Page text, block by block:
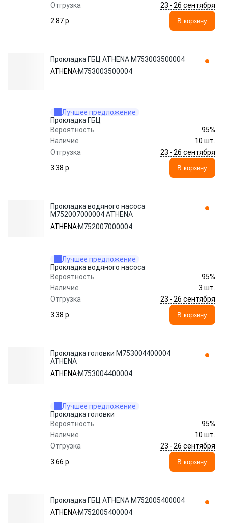
Отгрузка
23 - 26 сентября
2.87 p.
В корзину
Прокладка ГБЦ ATHENA M753003500004
ATHENA M753003500004
Лучшее предложение
Прокладка ГБЦ
Вероятность
95%
Наличие
10 шт.
Отгрузка
23 - 26 сентября
3.38 p.
В корзину
Прокладка водяного насоса
M752007000004 ATHENA
ATHENA M752007000004
Лучшее предложение
Прокладка водяного насоса
Вероятность
95%
Наличие
3 шт.
Отгрузка
23 - 26 сентября
3.38 p.
В корзину
Прокладка головки M753004400004
ATHENA
ATHENA M753004400004
Лучшее предложение
Прокладка головки
Вероятность
95%
Наличие
10 шт.
Отгрузка
23 - 26 сентября
3.66 p.
В корзину
Прокладка ГБЦ ATHENA M752005400004
ATHENA M752005400004